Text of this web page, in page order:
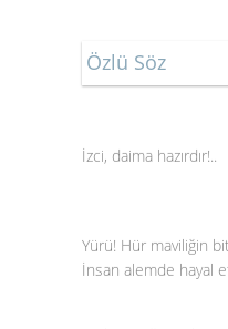
Özlü Söz
İzci, daima hazırdır!..
Yürü! Hür maviliğin
İnsan alemde hayal